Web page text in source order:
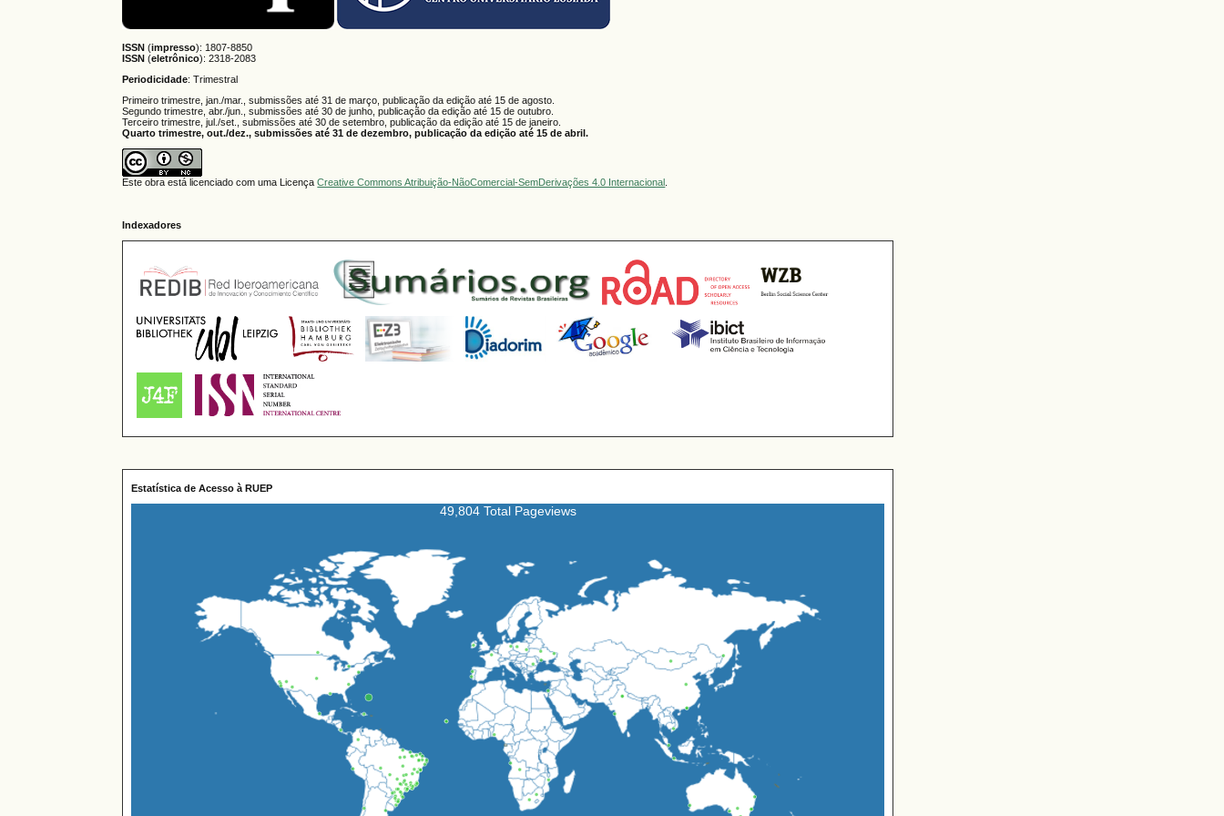
ISSN (impresso): 1807-8850
ISSN (eletrônico):2318-2083
Periodicidade: Trimestral
Primeiro trimestre, jan./mar., submissões até 31 de março, publicação da edição até 15 de agosto.
Segundo trimestre, abr./jun., submissões até 30 de junho, publicação da edição até 15 de outubro.
Terceiro trimestre, jul./set., submissões até 30 de setembro, publicação da edição até 15 de janeiro.
Quarto trimestre, out./dez., submissões até 31 de dezembro, publicação da edição até 15 de abril.
Este obra está licenciado com uma LicençaCreative Commons Atribuição-NãoComercial-SemDerivações 4.0 Internacional
Indexadores
Estatística de Acesso à RUEP
49,804 Total Pageviews